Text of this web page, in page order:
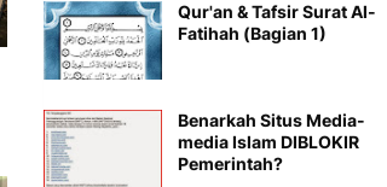
Qur'an & Tafsir Surat Al-
Fatihah (Bagian 1)
Benarkah Situs Media-
media Islam DIBLOKIR
Pemerintah?